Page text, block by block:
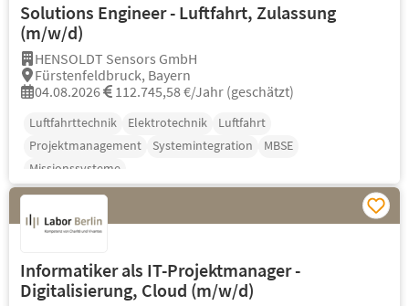
Solutions Engineer - Luftfahrt, Zulassung
(m/w/d)
HENSOLDT Sensors GmbH
Fürstenfeldbruck, Bayern
04.08.2026
112.745,58 €/Jahr (geschätzt)
Luftfahrttechnik Elektrotechnik
Luftfahrt
Projektmanagement
Systemintegration
MBSE
Missionssysteme
Informatiker als IT-Projektmanager -
Digitalisierung, Cloud (m/w/d)